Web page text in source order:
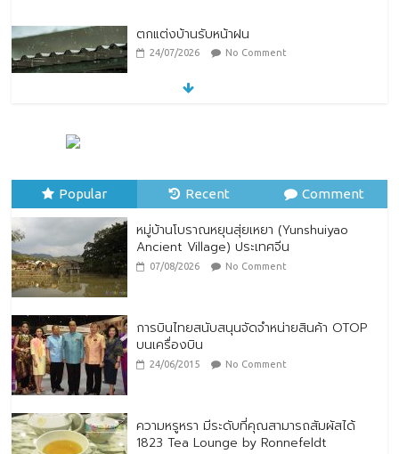
ตกแต่งบ้านรับหน้าฝน
24/07/2026 No Comment
Popular Recent Comment
หมู่บ้านโบราณหยุนสุ่ยเหยา (Yunshuiyao
Ancient Village) ประเทศจีน
07/08/2026 No Comment
การบินไทยสนับสนุนจัดจำหน่ายสินค้า OTOP
บนเครื่องบิน
24/06/2015 No Comment
ความหรูหรา มีระดับที่คุณสามารถสัมผัสได้
1823 Tea Lounge by Ronnefeldt